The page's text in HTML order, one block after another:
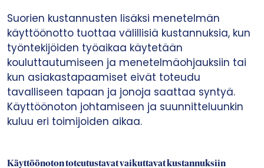
Suorien kustannusten lisäksi menetelmän
käyttöönotto tuottaa välillisiä kustannuksia, kun
työntekijöiden työaikaa käytetään
kouluttautumiseen ja menetelmäohjauksiin tai
kun asiakastapaamiset eivät toteudu
tavalliseen tapaan ja jonoja saattaa syntyä.
Käyttöönoton johtamiseen ja suunnitteluunkin
kuluu eri toimijoiden aikaa.
Käyttöönoton toteutustavat vaikuttavat kustannuksiin